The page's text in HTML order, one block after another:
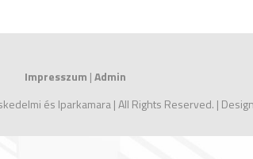
Impresszum |Admin
és Iparkamara | All Rights Reserved. |